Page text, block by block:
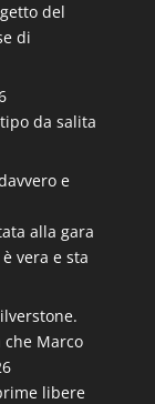
del
di
da salita
e
alla gara
vera e sta
che Marco
libere